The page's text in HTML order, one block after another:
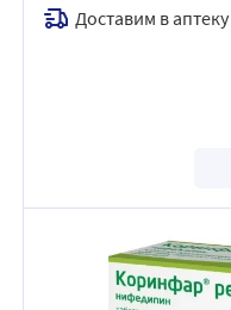
Доставим в аптеку